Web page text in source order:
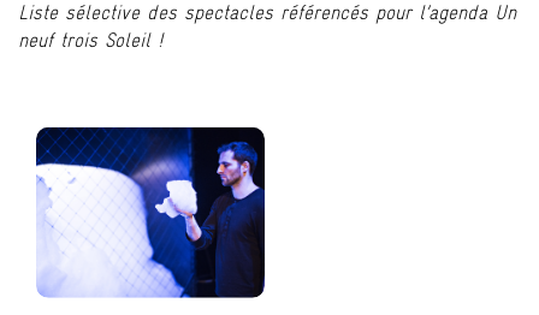
Liste sélective des spectacles référencés pour l’agenda Un
neuf trois Soleil !